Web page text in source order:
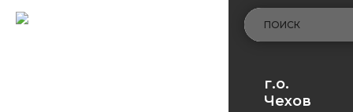
г.о.
Чехов